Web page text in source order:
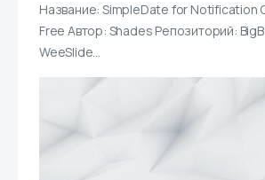
Название: SimpleDate for Notification
Free Автор: Shades Репозиторий:
WeeSlide…